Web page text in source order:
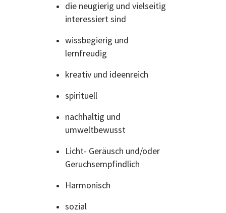
die neugierig und vielseitig
interessiert sind
wissbegierig und
lernfreudig
kreativ und ideenreich
spirituell
nachhaltig und
umweltbewusst
Licht- Geräusch und/oder
Geruchsempfindlich
Harmonisch
sozial